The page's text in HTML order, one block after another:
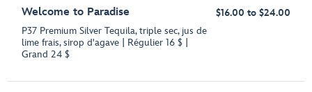
Welcome to Paradise
P37 Premium Silver Tequila, triple sec, jus de
lime frais, sirop d'agave | Régulier 16 $ |
Grand 24 $
$16.00 to $24.00